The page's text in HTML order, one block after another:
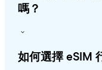
嗎？
如何選擇 eSIM